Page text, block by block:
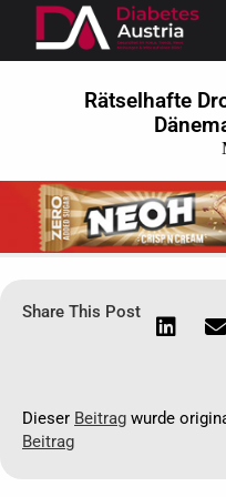
Rätselhafte
Share This Post
Dieser Beitrag wurde
Beitrag